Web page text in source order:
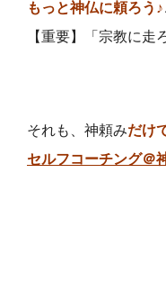
もっと神仏に頼ろう♪
【重要】「宗教に走
それも、神頼みだけ
セルフコーチング＠